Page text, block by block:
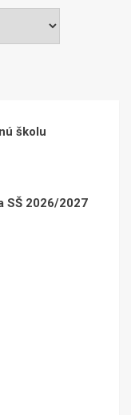
školu
SŠ 2026/2027